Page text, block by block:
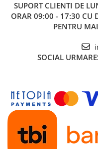
SUPORT CLIENTI DE
ORAR 09:00 - 17:30 CU
PENTRU
SOCIAL